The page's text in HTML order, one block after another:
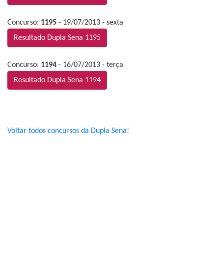
Concurso: 1195 - 19/07/2013 - sexta
Resultado Dupla Sena 1195
Concurso: 1194 - 16/07/2013 - terça
Resultado Dupla Sena 1194
Voltar todos concursos da Dupla Sena!